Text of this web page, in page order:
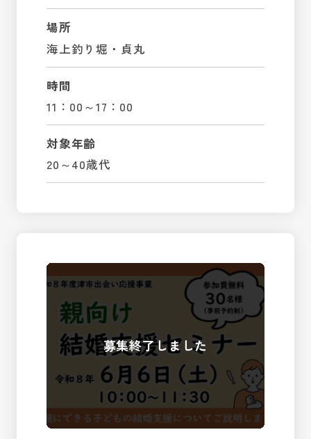
場所
海上釣り堀・貞丸
時間
11：00～17：00
対象年齢
20～40歳代